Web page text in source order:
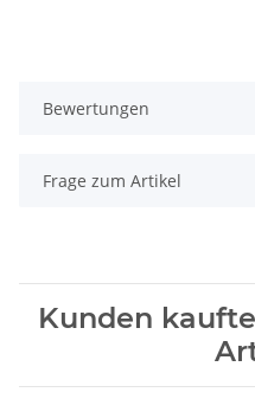
Bewertungen
Frage zum Artikel
Kunden